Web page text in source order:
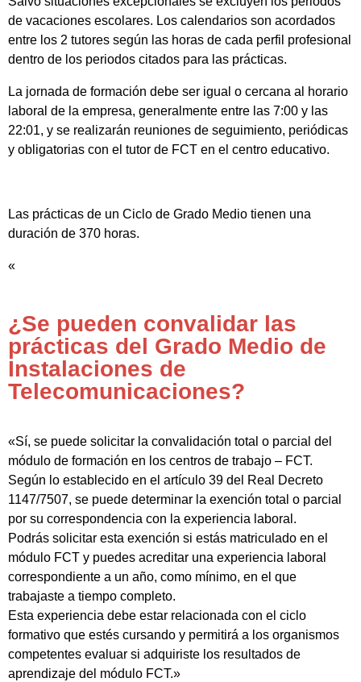
de vacaciones escolares. Los calendarios son acordados
entre los 2 tutores según las horas de cada perfil profesional
dentro de los periodos citados para las prácticas.
La jornada de formación debe ser igual o cercana al horario
laboral de la empresa, generalmente entre las 7:00 y las
22:01, y se realizarán reuniones de seguimiento, periódicas
y obligatorias con el tutor de FCT en el centro educativo.
Las prácticas de un Ciclo de Grado Medio tienen una
duración de 370 horas.
«
¿Se pueden convalidar las
prácticas del Grado Medio de
Instalaciones de
Telecomunicaciones?
«Sí, se puede solicitar la convalidación total o parcial del
módulo de formación en los centros de trabajo – FCT.
Según lo establecido en el artículo 39 del Real Decreto
1147/7507, se puede determinar la exención total o parcial
por su correspondencia con la experiencia laboral.
Podrás solicitar esta exención si estás matriculado en el
módulo FCT y puedes acreditar una experiencia laboral
correspondiente a un año, como mínimo, en el que
trabajaste a tiempo completo.
Esta experiencia debe estar relacionada con el ciclo
formativo que estés cursando y permitirá a los organismos
competentes evaluar si adquiriste los resultados de
aprendizaje del módulo FCT.»